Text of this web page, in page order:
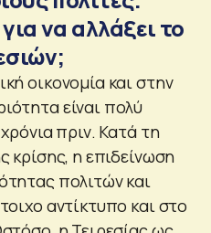
να αλλάξει το
οικονομία και στην
είναι πολύ
πριν. Κατά τη
κρίσης, η επιδείνωση
πολιτών και
αντίκτυπο και στο